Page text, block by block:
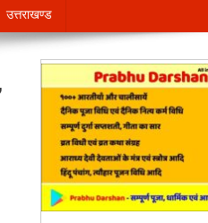
उत्तराखण्ड